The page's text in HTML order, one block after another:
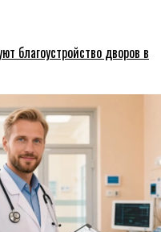
благоустройство дворов в